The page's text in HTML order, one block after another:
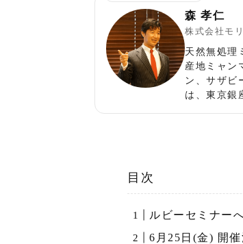
森 孝仁
株式会社モ
天然無処理
産地ミャン
ン、サザビ
は、東京銀
目次
ルビーセミナー
6月25日(金) 開催